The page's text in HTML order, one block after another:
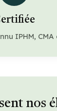
IPHM, CMA
nos